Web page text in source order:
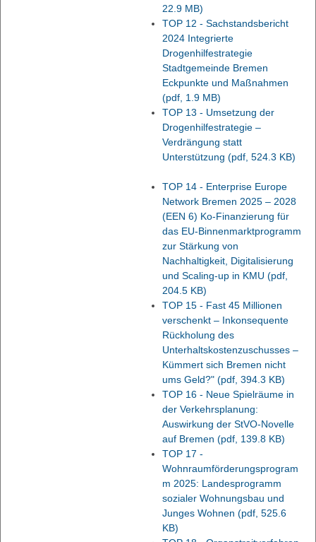
22.9 MB)
TOP 12 - Sachstandsbericht
2024 Integrierte
Drogenhilfestrategie
Stadtgemeinde Bremen
Eckpunkte und Maßnahmen
(pdf, 1.9 MB)
TOP 13 - Umsetzung der
Drogenhilfestrategie –
Verdrängung statt
Unterstützung (pdf, 524.3 KB)
TOP 14 - Enterprise Europe
Network Bremen 2025 – 2028
(EEN 6) Ko-Finanzierung für
das EU-Binnenmarktprogramm
zur Stärkung von
Nachhaltigkeit, Digitalisierung
und Scaling-up in KMU (pdf,
204.5 KB)
TOP 15 - Fast 45 Millionen
verschenkt – Inkonsequente
Rückholung des
Unterhaltskostenzuschusses –
Kümmert sich Bremen nicht
ums Geld?" (pdf, 394.3 KB)
TOP 16 - Neue Spielräume in
der Verkehrsplanung:
Auswirkung der StVO-Novelle
auf Bremen (pdf, 139.8 KB)
TOP 17 -
Wohnraumförderungsprogram
m 2025: Landesprogramm
sozialer Wohnungsbau und
Junges Wohnen (pdf, 525.6
KB)